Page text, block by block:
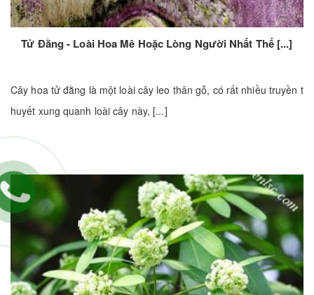
Tử Đằng - Loài Hoa Mê Hoặc Lòng Người Nhất Thế [...]
Cây hoa tử đằng là một loài cây leo thân gỗ, có rất nhiều truyền t
huyết xung quanh loài cây này, [...]